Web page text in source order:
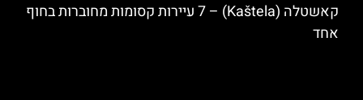
קאשטלה (Kaštela) – 7 עיירות קסומות מחוברות בחוף
אחד